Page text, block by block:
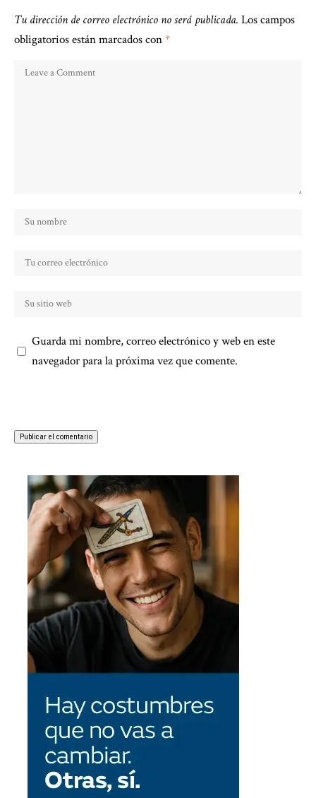
Tu dirección de correo electrónico no será publicada. Los campos
obligatorios están marcados con*
Guarda mi nombre, correo electrónico y web en este
navegador para la próxima vez que comente.